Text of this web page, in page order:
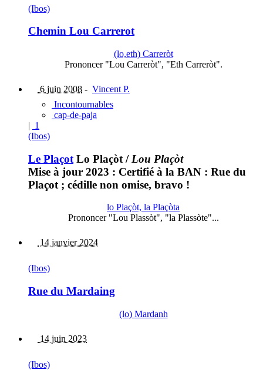
(Ibos)
Chemin Lou Carrerot
(lo,eth) Carreròt
Prononcer "Lou Carreròt", "Eth Carreròt".
6 juin 2008 - Vincent P.
Incontournables
cap-de-paja
| 1
(Ibos)
Le Plaçot Lo Plaçòt / Lou Plaçòt
Mise à jour 2023 : Certifié à la BAN : Rue du
Plaçot ; cédille non omise, bravo !
lo Plaçòt, la Plaçòta
Prononcer "Lou Plassòt", "la Plassòte"...
14 janvier 2024
(Ibos)
Rue du Mardaing
(lo) Mardanh
14 juin 2023
(Ibos)